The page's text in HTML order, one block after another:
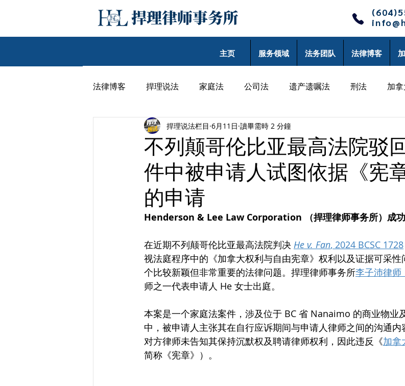
主页 服务领域 法务团队 法律博客
法律博客 捍理说法 家庭法 公司法 遗产遗嘱法 刑法 加
民事纠纷 其他 李子沛律师博客 单丹律师博客
王期汉律师博客 韩丹尼律师博客
不列颠哥伦比亚最高法院驳
件中被申请人试图依据《宪
的申请
捍理说法栏目 6月11日 讀畢需時 2 分鐘
Henderson & Lee Law Corporation （捍理律师事务所）成
在近期不列颠哥伦比亚最高法院判决 He v. Fan, 2024 BCSC 1728
视法庭程序中的《加拿大权利与自由宪章》权利以及证据可采
个比较新颖但非常重要的法律问题。捍理律师事务所李子沛律师
师之一代表申请人 He 女士出庭。
本案是一个家庭法案件，涉及位于 BC 省 Nanaimo 的商业物业
中，被申请人主张其在自行应诉期间与申请人律师之间的沟通
对方律师未告知其保持沉默权及聘请律师权利，因此违反《加拿
简称《宪章》）。